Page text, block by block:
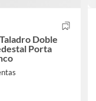
Doble
Porta